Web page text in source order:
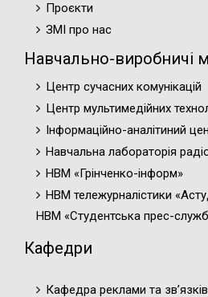
Проєкти
ЗМІ про нас
Навчально-виробничі
Центр сучасних комунікацій
Центр мультимедійних
Інформаційно-аналітиний
Навчальна лабораторія
НВМ «Грінченко-інформ»
НВМ тележурналістики
НВМ «Студентська прес-
Кафедри
Кафедра реклами та